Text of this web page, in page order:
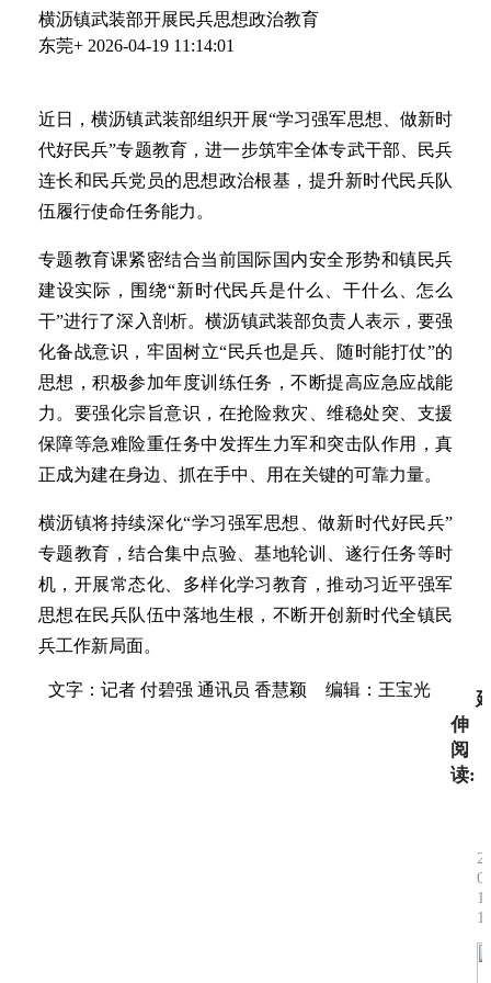
横沥镇武装部开展民兵思想政治教育
东莞+ 2026-04-19 11:14:01
近日，横沥镇武装部组织开展“学习强军思想、做新时
代好民兵”专题教育，进一步筑牢全体专武干部、民兵
连长和民兵党员的思想政治根基，提升新时代民兵队
伍履行使命任务能力。
专题教育课紧密结合当前国际国内安全形势和镇民兵
建设实际，围绕“新时代民兵是什么、干什么、怎么
干”进行了深入剖析。横沥镇武装部负责人表示，要强
化备战意识，牢固树立“民兵也是兵、随时能打仗”的
思想，积极参加年度训练任务，不断提高应急应战能
力。要强化宗旨意识，在抢险救灾、维稳处突、支援
保障等急难险重任务中发挥生力军和突击队作用，真
正成为建在身边、抓在手中、用在关键的可靠力量。
横沥镇将持续深化“学习强军思想、做新时代好民兵”
专题教育，结合集中点验、基地轮训、遂行任务等时
机，开展常态化、多样化学习教育，推动习近平强军
思想在民兵队伍中落地生根，不断开创新时代全镇民
兵工作新局面。
文字：记者 付碧强 通讯员 香慧颖 编辑：王宝光
伸
阅
读: